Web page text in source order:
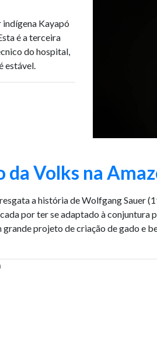
Kayapó
é a terceira
do hospital,
estável.
da Volks na
a história de Wolfgang Sauer
por ter se adaptado à
grande projeto de criação de gado e